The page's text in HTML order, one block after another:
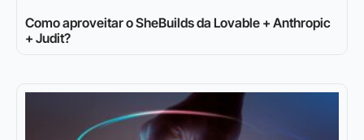
Como aproveitar o SheBuilds da Lovable + Anthropic
+ Judit?